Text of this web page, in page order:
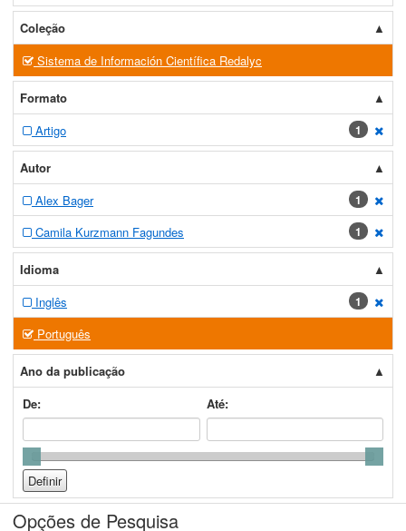
Coleção
Sistema de Información Científica Redalyc
Formato
Artigo
1
Autor
Alex Bager
1
Camila Kurzmann Fagundes
1
Idioma
Inglês
1
Português
Ano da publicação
De:
Até:
Opções de Pesquisa